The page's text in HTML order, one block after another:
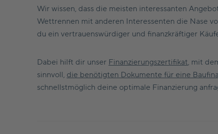
Wir wissen, dass die meisten interessanten
Wettrennen mit anderen Interessenten die Nase
du ein vertrauenswürdiger und finanzkräftiger
Dabei hilft dir unser Finanzierungszertifikat, mit
sinnvoll, die benötigten Dokumente für eine
schnellstmöglich deine optimale Finanzierung